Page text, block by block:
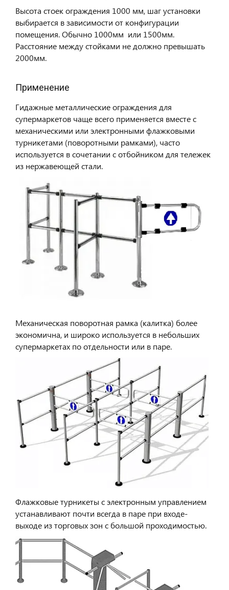
Высота стоек ограждения 1000 мм, шаг установки
выбирается в зависимости от конфигурации
помещения. Обычно 1000мм или 1500мм.
Расстояние между стойками не должно превышать
2000мм.
Применение
Гидажные металлические ограждения для
супермаркетов чаще всего применяется вместе с
механическими или электронными флажковыми
турникетами (поворотными рамками), часто
используется в сочетании с отбойником для тележек
из нержавеющей стали.
Механическая поворотная рамка (калитка) более
экономична, и широко используется в небольших
супермаркетах по отдельности или в паре.
Флажковые турникеты с электронным управлением
устанавливают почти всегда в паре при входе-
выходе из торговых зон с большой проходимостью.